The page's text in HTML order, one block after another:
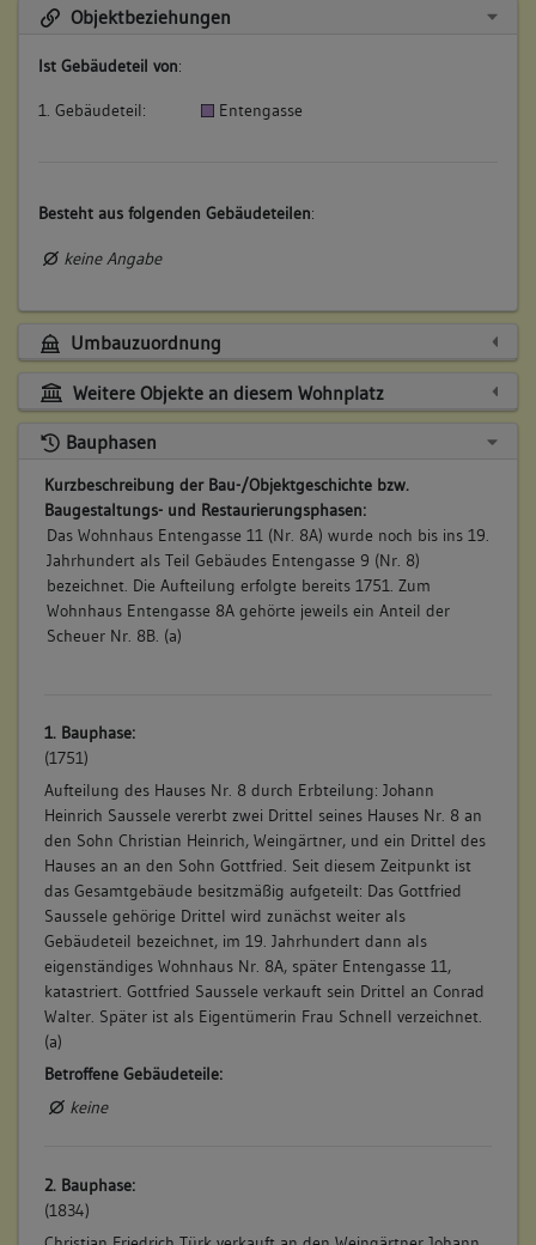
Objektbeziehungen
Ist Gebäudeteil von:
1. Gebäudeteil: Entengasse
Besteht aus folgenden Gebäudeteilen:
keine Angabe
Umbauzuordnung
Weitere Objekte an diesem Wohnplatz
Bauphasen
Kurzbeschreibung der Bau-/Objektgeschichte bzw.
Baugestaltungs- und Restaurierungsphasen:
Das Wohnhaus Entengasse 11 (Nr. 8A) wurde noch bis ins 19.
Jahrhundert als Teil Gebäudes Entengasse 9 (Nr. 8)
bezeichnet. Die Aufteilung erfolgte bereits 1751. Zum
Wohnhaus Entengasse 8A gehörte jeweils ein Anteil der
Scheuer Nr. 8B. (a)
1. Bauphase:
(1751)
Aufteilung des Hauses Nr. 8 durch Erbteilung: Johann
Heinrich Saussele vererbt zwei Drittel seines Hauses Nr. 8 an
den Sohn Christian Heinrich, Weingärtner, und ein Drittel des
Hauses an an den Sohn Gottfried. Seit diesem Zeitpunkt ist
das Gesamtgebäude besitzmäßig aufgeteilt: Das Gottfried
Saussele gehörige Drittel wird zunächst weiter als
Gebäudeteil bezeichnet, im 19. Jahrhundert dann als
eigenständiges Wohnhaus Nr. 8A, später Entengasse 11,
katastriert. Gottfried Saussele verkauft sein Drittel an Conrad
Walter. Später ist als Eigentümerin Frau Schnell verzeichnet.
(a)
Betroffene Gebäudeteile:
keine
2. Bauphase:
(1834)